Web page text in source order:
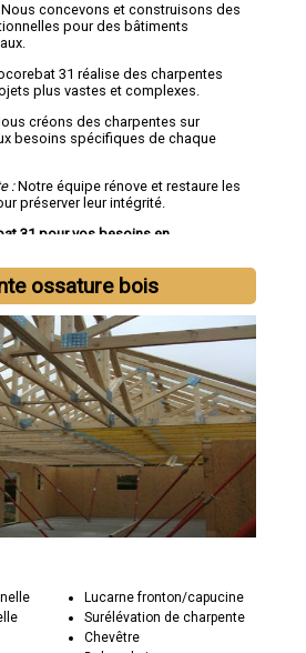
concevons et construisons des
pour des bâtiments
31 réalise des charpentes
plus vastes et complexes.
créons des charpentes sur
besoins spécifiques de chaque
:Notre équipe rénove et restaure les
préserver leur intégrité.
31 pour vos besoins en
équipe d'artisans charpentiers
approfondie des techniques
de charpenterie.
:Socorebat 31 s'engage à fournir
en respectant les normes
:Nous collaborons étroitement
des structures uniques qui
et à leur style.
ossature bois
Lucarne fronton/capucine
Surélévation de charpente
Chevêtre